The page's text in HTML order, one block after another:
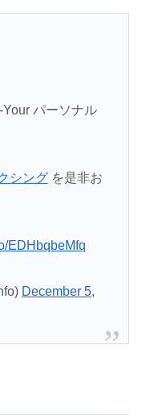
Your パーソナル
シングを是非お
EDHbqbeMfq
December 5,